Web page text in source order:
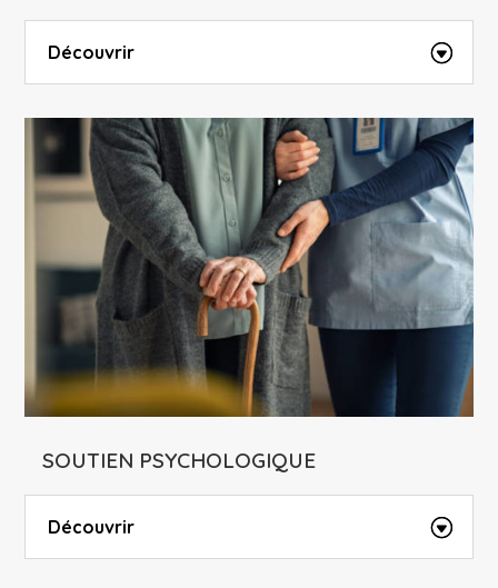
Découvrir
SOUTIEN PSYCHOLOGIQUE
Découvrir